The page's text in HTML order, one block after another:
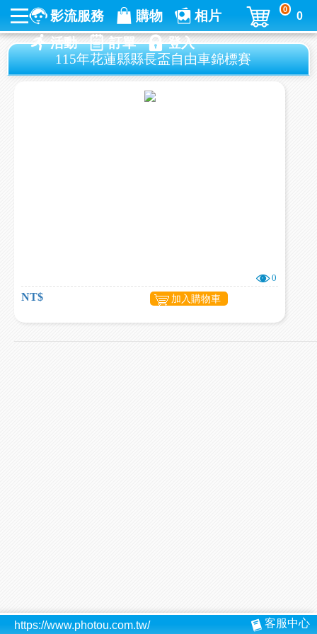
影流服務 購物
相片
活動
訂單 登入
0
0
115年花蓮縣縣長盃自由車錦標賽
0
NT$ 加入購物車
https://www.photou.com.tw/ 客服中心